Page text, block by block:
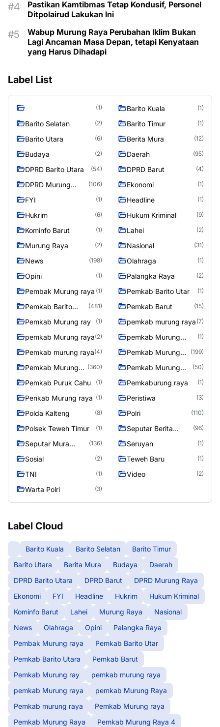
Pastikan Kamtibmas Tetap Kondusif, Personel
Ditpolairud Lakukan Ini
Wabup Murung Raya Perubahan Iklim Bukan
Lagi Ancaman Masa Depan, tetapi Kenyataan
yang Harus Dihadapi
Label List
(1) Barito Kuala (1)
Barito Selatan (2) Barito Timur (1)
Barito Utara (6) Berita Mura (12)
Budaya (2) Daerah (95)
DPRD Barito Utara (54) DPRD Barut (4)
DPRD Murung
(106) Ekonomi (1)
FYI (1) Headline (1)
Hukrim (6) Hukum Kriminal (9)
Kominfo Barut (1) Lahei (2)
Murung Raya (2) Nasional (31)
News (198) Olahraga (1)
Opini (1) Palangka Raya (2)
Pembak Murung raya (1) Pemkab Barito Utar (1)
Pemkab Barito
(481) Pemkab Barut (15)
Pemkab Murung ray (1) pemkab murung raya (7)
pemkab Murung raya(2)
pemkab Murung
(1)
Pemkab murung raya(4)
Pemkab Murung
(199)
Pemkab Murung
(360)
Pemkab Murung
(50)
Pemkab Puruk Cahu (1) Pemkaburung raya (1)
Penkab Murung raya (1) Peristiwa (3)
Polda Kalteng (8) Polri (110)
Polsek Teweh Timur (1)
Seputar Berita
(96)
Seputar Mura
(136) Seruyan (1)
Sosial (2) Teweh Baru (1)
TNI (1) Video (2)
Warta Polri (3)
Label Cloud
Barito Kuala Barito Selatan
Barito Timur
Barito Utara
Berita Mura Budaya
Daerah
DPRD Barito Utara
DPRD Barut
DPRD Murung Raya
Ekonomi
FYI Headline Hukrim
Hukum Kriminal
Kominfo Barut
Lahei Murung Raya
Nasional
News
Olahraga Opini
Palangka Raya
Pembak Murung raya
Pemkab Barito Utar
Pemkab Barito Utara
Pemkab Barut
Pemkab Murung ray
pemkab murung raya
pemkab Murung raya
pemkab Murung Raya
Pemkab murung raya
Pemkab Murung raya
Pemkab Murung Raya
Pemkab Murung Raya 4